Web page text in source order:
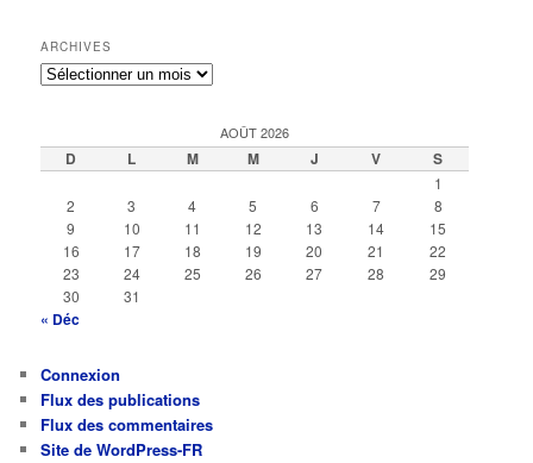
ARCHIVES
Archives
AOÛT 2026
D L M M J V S
1
2
3 4 5 6 7
8
9
10 11 12 13 14
15
16
17 18 19 20 21
22
23
24 25 26 27 28
29
30
31
« Déc
Connexion
Flux des publications
Flux des commentaires
Site de WordPress-FR